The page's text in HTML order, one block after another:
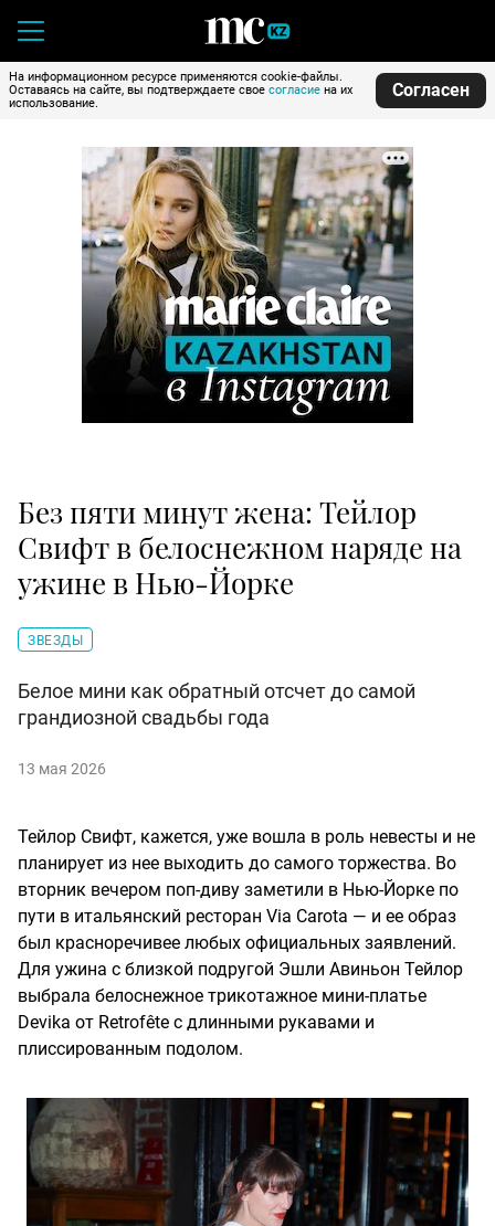
На информационном ресурсе применяются cookie-файлы.
Оставаясь на сайте, вы подтверждаете свое согласие на их
использование.
Согласен
Без пяти минут жена: Тейлор
Свифт в белоснежном наряде на
ужине в Нью-Йорке
ЗВЕЗДЫ
Белое мини как обратный отсчет до самой
грандиозной свадьбы года
13 мая 2026
Тейлор Свифт, кажется, уже вошла в роль невесты и не
планирует из нее выходить до самого торжества. Во
вторник вечером поп-диву заметили в Нью-Йорке по
пути в итальянский ресторан Via Carota — и ее образ
был красноречивее любых официальных заявлений.
Для ужина с близкой подругой Эшли Авиньон Тейлор
выбрала белоснежное трикотажное мини-платье
Devika от Retrofête с длинными рукавами и
плиссированным подолом.